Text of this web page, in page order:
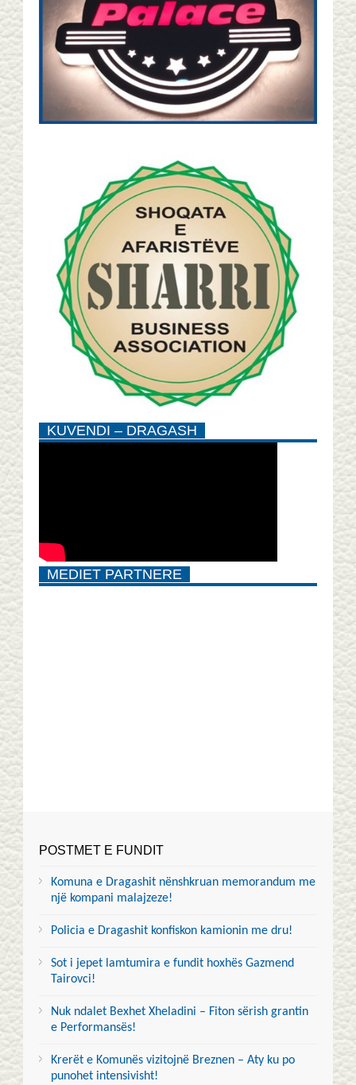
KUVENDI – DRAGASH
MEDIET PARTNERE
POSTMET E FUNDIT
Komuna e Dragashit nënshkruan memorandum me
një kompani malajzeze!
Policia e Dragashit konfiskon kamionin me dru!
Sot i jepet lamtumira e fundit hoxhës Gazmend
Tairovci!
Nuk ndalet Bexhet Xheladini – Fiton sërish grantin
e Performansës!
Krerët e Komunës vizitojnë Breznen – Aty ku po
punohet intensivisht!